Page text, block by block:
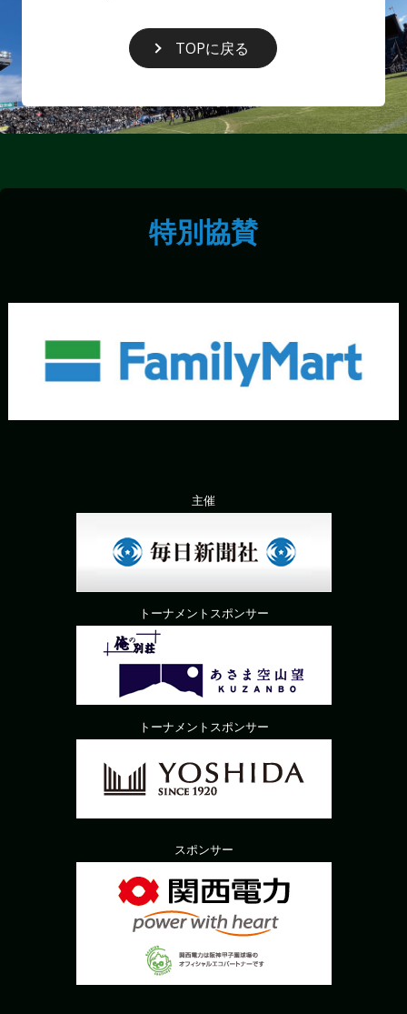
TOPに戻る
特別協賛
主催
トーナメントスポンサー
トーナメントスポンサー
スポンサー